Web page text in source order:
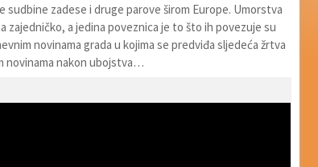
sudbine zadese i druge parove širom Europe. Umorstva
zajedničko, a jedina poveznica je to što ih povezuje su
novinama grada u kojima se predviđa sljedeća žrtva
novinama nakon ubojstva…